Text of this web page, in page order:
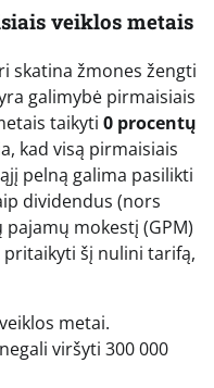
veiklos metais
skatina žmones žengti
galimybė pirmaisiais
taikyti 0 procentų
kad visą pirmaisiais
pelną galima pasilikti
dividendus (nors
mokestį (GPM)
šį nulini tarifą,
metai.
viršyti 300 000